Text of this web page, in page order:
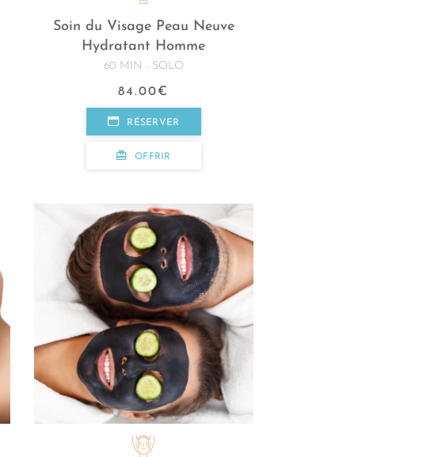
Soin du Visage Peau Neuve
Hydratant Homme
60 MIN - SOLO
84.00€
RÉSERVER
OFFRIR